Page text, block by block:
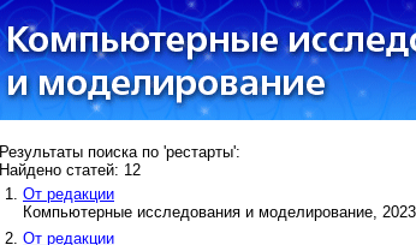
Результаты поиска по 'рестарты':
Найдено статей: 12
От редакции
Компьютерные исследования и моделирование,
От редакции